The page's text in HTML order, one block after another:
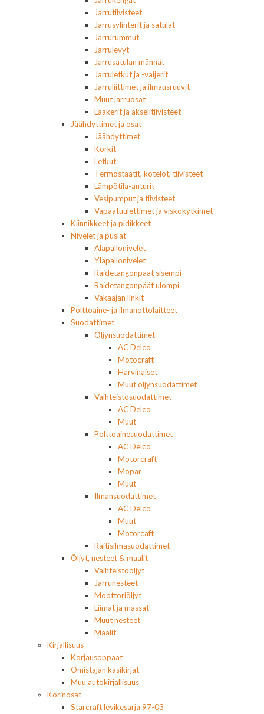
Jarrutiivisteet
Jarrusylinterit ja satulat
Jarrurummut
Jarrulevyt
Jarrusatulan männät
Jarruletkut ja -vaijerit
Jarruliittimet ja ilmausruuvit
Muut jarruosat
Laakerit ja akselitiivisteet
Jäähdyttimet ja osat
Jäähdyttimet
Korkit
Letkut
Termostaatit, kotelot, tiivisteet
Lämpötila-anturit
Vesipumput ja tiivisteet
Vapaatuulettimet ja viskokytkimet
Kiinnikkeet ja pidikkeet
Nivelet ja puslat
Alapallonivelet
Yläpallonivelet
Raidetangonpäät sisempi
Raidetangonpäät ulompi
Vakaajan linkit
Polttoaine- ja ilmanottolaitteet
Suodattimet
Öljynsuodattimet
AC Delco
Motocraft
Harvinaiset
Muut öljynsuodattimet
Vaihteistosuodattimet
AC Delco
Muut
Polttoainesuodattimet
AC Delco
Motorcraft
Mopar
Muut
Ilmansuodattimet
AC Delco
Muut
Motorcaft
Raitisilmasuodattimet
Öljyt, nesteet & maalit
Vaihteistoöljyt
Jarrunesteet
Moottoriöljyt
Liimat ja massat
Muut nesteet
Maalit
Kirjallisuus
Korjausoppaat
Omistajan käsikirjat
Muu autokirjallisuus
Korinosat
Starcraft levikesarja 97-03